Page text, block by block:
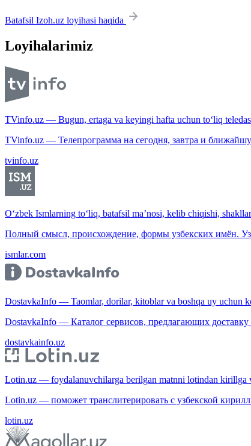
Batafsil Izoh.uz loyihasi haqida
Loyihalarimiz
TVinfo.uz — Bugun, ertaga va keyingi hafta uchun to‘liq
TVinfo.uz — Телепрограмма на сегодня, завтра и
tvinfo.uz
O‘zbek Ismlarning to‘liq, batafsil ma’nosi, kelib chiqishi,
Полный смысл, происхождение, формы узбекских имён.
ismlar.com
DostavkaInfo — Taomlar, dorilar, kitoblar va boshqa uy uchun
DostavkaInfo — Каталог сервисов, предлагающих доставку
dostavkainfo.uz
Lotin.uz — foydalanuvchilarga berilgan matnni lotindan kirillga
Lotin.uz — поможет транслитерировать с узбекской
lotin.uz